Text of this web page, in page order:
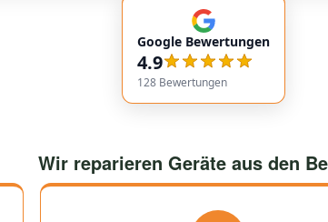
Hoffentlich nicht , aber
repair done here, and
went perfectly. The prices
than fair, and the results are
excellent. Hopefully, I won't
hingeschickt.
genauestens
wieder! Excellent service with very
transparent
sent in my
would use
Google Bewertungen
4.9
128 Bewertungen
Wir reparieren Geräte aus den